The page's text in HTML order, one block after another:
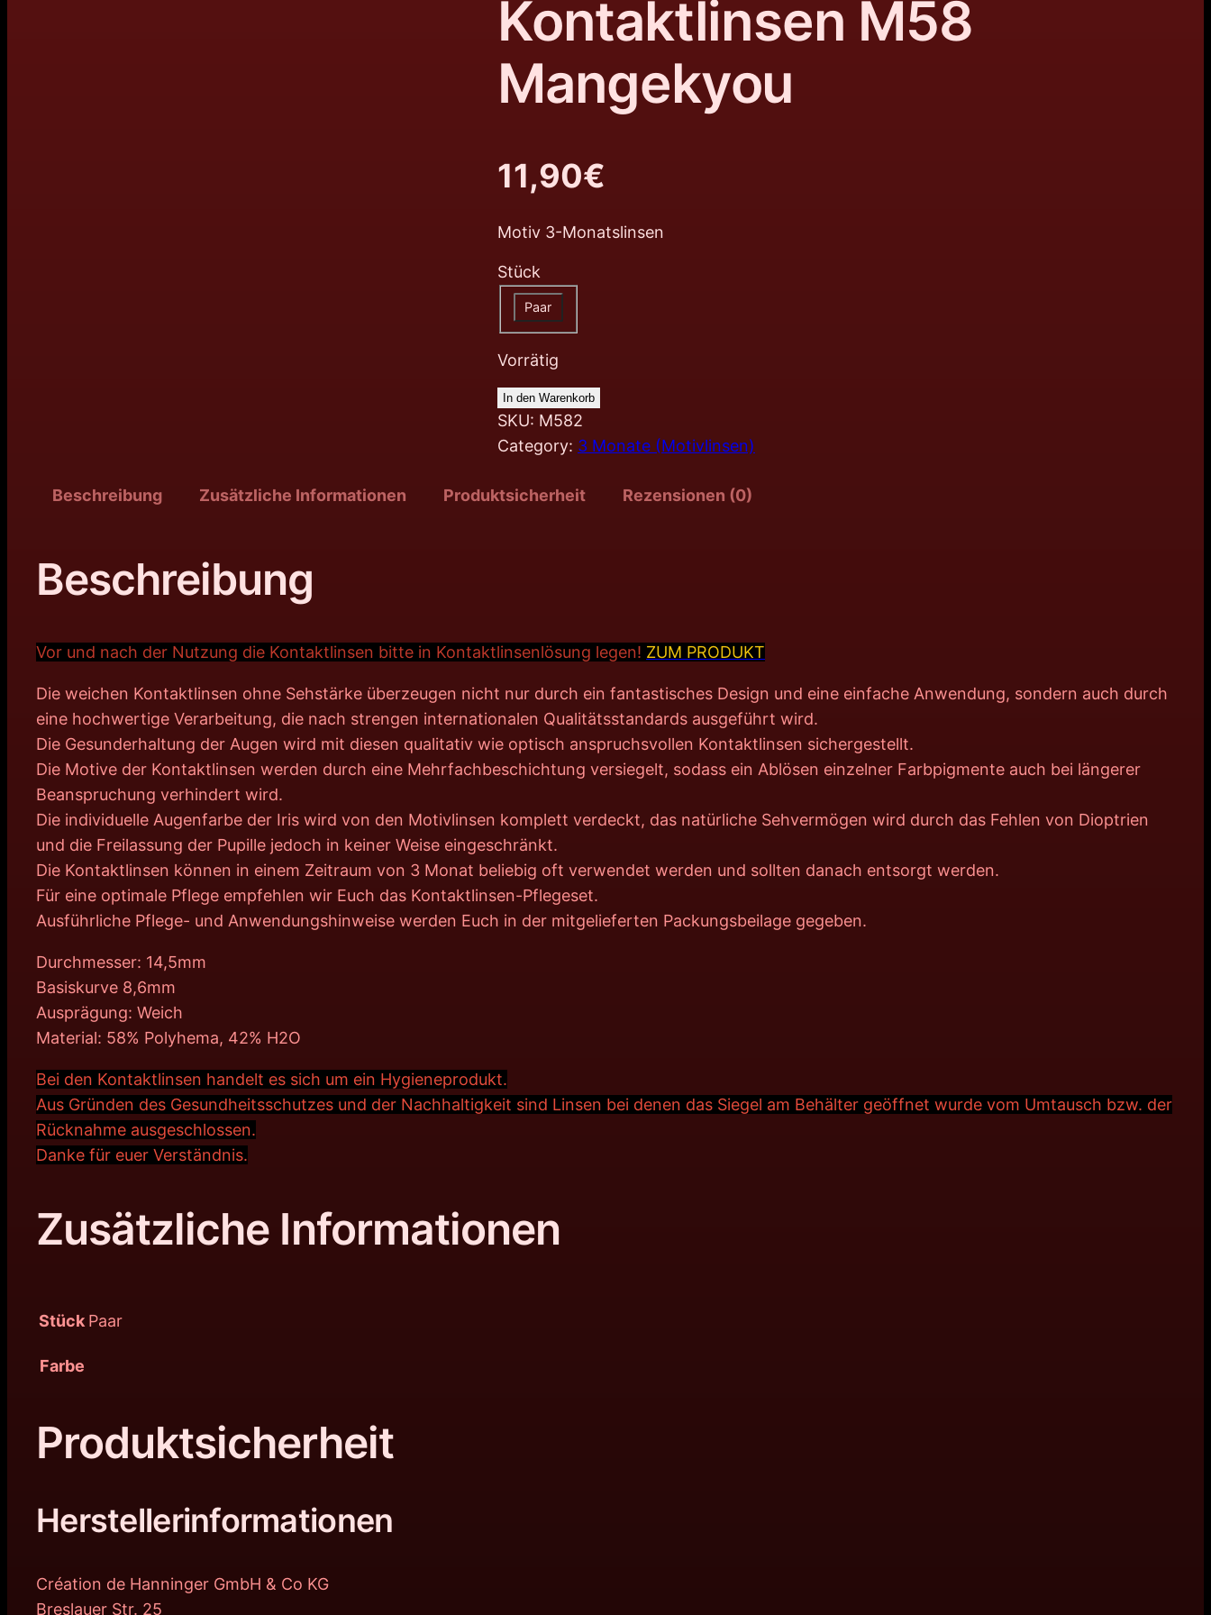
Kontaktlinsen M58
Mangekyou
11,90€
Motiv 3-Monatslinsen
Stück
Paar
Vorrätig
In den Warenkorb
SKU: M582
Category: 3 Monate (Motivlinsen)
Beschreibung Zusätzliche Informationen Produktsicherheit Rezensionen (0)
Beschreibung
Vor und nach der Nutzung die Kontaktlinsen bitte in Kontaktlinsenlösung legen! ZUM PRODUKT
Die weichen Kontaktlinsen ohne Sehstärke überzeugen nicht nur durch ein fantastisches Design und eine einfache Anwendung, sondern auch durch
eine hochwertige Verarbeitung, die nach strengen internationalen Qualitätsstandards ausgeführt wird.
Die Gesunderhaltung der Augen wird mit diesen qualitativ wie optisch anspruchsvollen Kontaktlinsen sichergestellt.
Die Motive der Kontaktlinsen werden durch eine Mehrfachbeschichtung versiegelt, sodass ein Ablösen einzelner Farbpigmente auch bei längerer
Beanspruchung verhindert wird.
Die individuelle Augenfarbe der Iris wird von den Motivlinsen komplett verdeckt, das natürliche Sehvermögen wird durch das Fehlen von Dioptrien
und die Freilassung der Pupille jedoch in keiner Weise eingeschränkt.
Die Kontaktlinsen können in einem Zeitraum von 3 Monat beliebig oft verwendet werden und sollten danach entsorgt werden.
Für eine optimale Pflege empfehlen wir Euch das Kontaktlinsen-Pflegeset.
Ausführliche Pflege- und Anwendungshinweise werden Euch in der mitgelieferten Packungsbeilage gegeben.
Durchmesser: 14,5mm
Basiskurve 8,6mm
Ausprägung: Weich
Material: 58% Polyhema, 42% H2O
Bei den Kontaktlinsen handelt es sich um ein Hygieneprodukt.
Aus Gründen des Gesundheitsschutzes und der Nachhaltigkeit sind Linsen bei denen das Siegel am Behälter geöffnet wurde vom Umtausch bzw. der
Rücknahme ausgeschlossen.
Danke für euer Verständnis.
Zusätzliche Informationen
Stück Paar
Farbe
Produktsicherheit
Herstellerinformationen
Création de Hanninger GmbH & Co KG
Breslauer Str. 25